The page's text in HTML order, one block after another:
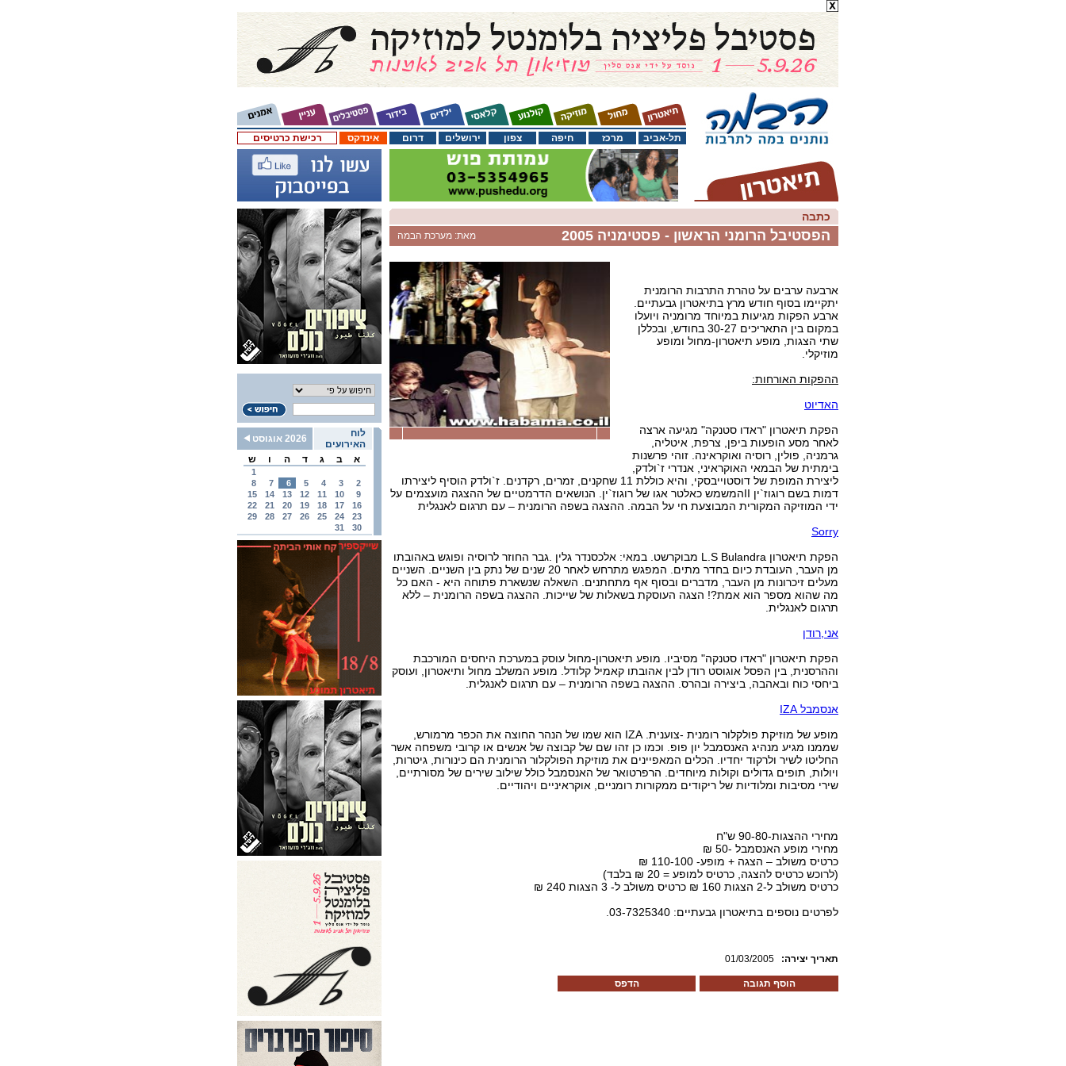
רכישת כרטיסים אינדקס דרום ירושלים צפון חיפה מרכז תל-אביב
לוח
האירועים
2026 אוגוסט
א
ב ג ד ה ו ש
1
2
3
4
5
6
7
8
9
10
11
12
13
14
15
16
17
18
19
20
21
22
23
24
25
26
27
28
29
30
31
כתבה
מאת: מערכת הבמה הפסטיבל הרומני הראשון - פסטימניה 2005
ארבעה ערבים על טהרת התרבות הרומנית
יתקיימו בסוף חודש מרץ בתיאטרון גבעתיים.
ארבע הפקות מגיעות במיוחד מרומניה ויועלו
במקום בין התאריכים 30-27 בחודש, ובכללן
שתי הצגות, מופע תיאטרון-מחול ומופע
מוזיקלי.
ההפקות האורחות:
האדיוט
הפקת תיאטרון "ראדו סטנקה" מגיעה ארצה
לאחר מסע הופעות ביפן, צרפת, איטליה,
גרמניה, פולין, רוסיה ואוקראינה. זוהי פרשנות
בימתית של הבמאי האוקראיני, אנדרי ז`ולדק,
ליצירת המופת של דוסטוייבסקי, והיא כוללת 11 שחקנים, זמרים, רקדנים. ז`ולדק הוסיף ליצירתו
דמות בשם רוגוז`ין IIהמשמש כאלטר אגו של רוגוז`ין. הנושאים הדרמטיים של ההצגה מועצמים על
ידי המוזיקה המקורית המבוצעת חי על הבמה. ההצגה בשפה הרומנית – עם תרגום לאנגלית
Sorry
הפקת תיאטרון L.S Bulandra מבוקרשט. במאי: אלכסנדר גלין .גבר החוזר לרוסיה ופוגש באהובתו
מן העבר, העובדת כיום בחדר מתים. המפגש מתרחש לאחר 20 שנים של נתק בין השניים. השניים
מעלים זיכרונות מן העבר, מדברים ובסוף אף מתחתנים. השאלה שנשארת פתוחה היא - האם כל
מה שהוא מספר הוא אמת?! הצגה העוסקת בשאלות של שייכות. ההצגה בשפה הרומנית – ללא
תרגום לאנגלית.
אני,רודן
הפקת תיאטרון "ראדו סטנקה" מסיביו. מופע תיאטרון-מחול עוסק במערכת היחסים המורכבת
וההרסנית, בין הפסל אוגוסט רודן לבין אהובתו קאמיל קלודל. מופע המשלב מחול ותיאטרון, ועוסק
ביחסי כוח ובאהבה, ביצירה ובהרס. ההצגה בשפה הרומנית – עם תרגום לאנגלית.
אנסמבל IZA
מופע של מוזיקת פולקלור רומנית -צוענית. IZA הוא שמו של הנהר החוצה את הכפר מרמורש,
שממנו מגיע מנהיג האנסמבל יון פופ. וכמו כן זהו שם של קבוצה של אנשים או קרובי משפחה אשר
החליטו לשיר ולרקוד יחדיו. הכלים המאפיינים את מוזיקת הפולקלור הרומנית הם כינורות, גיטרות,
ויולות, תופים גדולים וקולות מיוחדים. הרפרטואר של האנסמבל כולל שילוב שירים של מסורתיים,
שירי מסיבות ומלודיות של ריקודים ממקורות רומניים, אוקראיניים ויהודיים.
מחירי ההצגות-90-80 ש"ח
מחירי מופע האנסמבל -50 ₪
כרטיס משולב – הצגה + מופע- 110-100 ₪
(לרוכש כרטיס להצגה, כרטיס למופע = 20 ₪ בלבד)
כרטיס משולב ל-2 הצגות 160 ₪ כרטיס משולב ל- 3 הצגות 240 ₪
לפרטים נוספים בתיאטרון גבעתיים: 03-7325340.
01/03/2005 :תאריך יצירה
הדפס הוסף תגובה